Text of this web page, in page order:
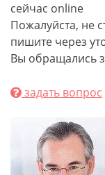
сейчас online
Пожалуйста, не
пишите через
Вы обращались
задать вопрос